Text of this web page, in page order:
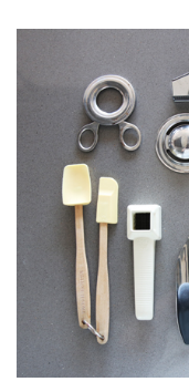
日記簿
餐桌週記
享樂隨手拍
照相簿
影音區
創意出版服務
歷史區